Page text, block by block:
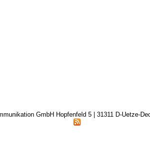
GmbH Hopfenfeld 5 | 31311 D-Uetze-